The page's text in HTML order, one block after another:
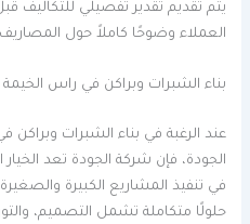
يتم تقديم تقدير تفصيلي للتكاليف
العملاء وضوحًا كاملاً حول
بناء الشبرات وبراكن في راس الخيمة
عند الرغبة في بناء الشبرات وبراكن
الجودة، فإن شركة الجودة تعد
في تنفيذ المشاريع الكبيرة
حلولًا متكاملة تشمل التصميم،